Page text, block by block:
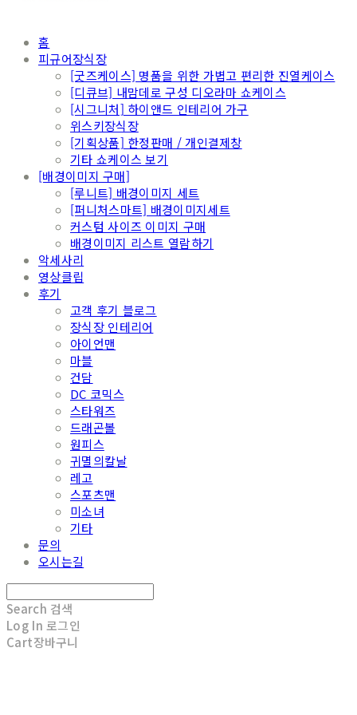
홈
피규어장식장
[굿즈케이스] 명품을 위한 가볍고 편리한 진열케이스
[디큐브] 내맘데로 구성 디오라마 쇼케이스
[시그니처] 하이앤드 인테리어 가구
위스키장식장
[기획상품] 한정판매 / 개인결제창
기타 쇼케이스 보기
[배경이미지 구매]
[루니트] 배경이미지 세트
[퍼니처스마트] 배경이미지세트
커스텀 사이즈 이미지 구매
배경이미지 리스트 열람하기
악세사리
영상클립
후기
고객 후기 블로그
장식장 인테리어
아이언맨
마블
건담
DC 코믹스
스타워즈
드래곤볼
원피스
귀멸의칼날
레고
스포츠맨
미소녀
기타
문의
오시는길
Search 검색
Log In 로그인
Cart장바구니